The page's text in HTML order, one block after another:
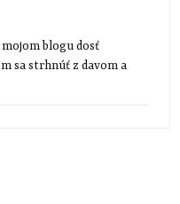
blogu dosť
sa strhnúť z davom a